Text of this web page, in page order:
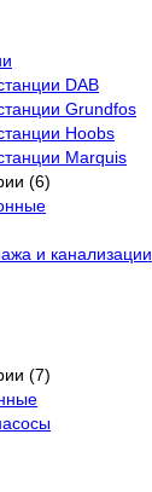
DAB
Grundfos
Hoobs
Marquis
(6)
и канализации
(7)